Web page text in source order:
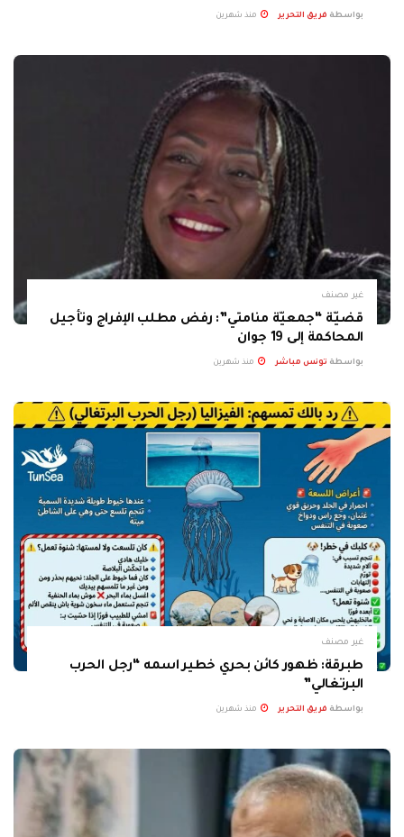
بواسطة فريق التحرير منذ شهرين
غير مصنف
قضيّة “جمعيّة منامتي”: رفض مطلب الإفراج وتأجيل
المحاكمة إلى 19 جوان
بواسطة تونس مباشر منذ شهرين
غير مصنف
طبرقة: ظهور كائن بحري خطير اسمه “رجل الحرب
البرتغالي”
بواسطة فريق التحرير منذ شهرين